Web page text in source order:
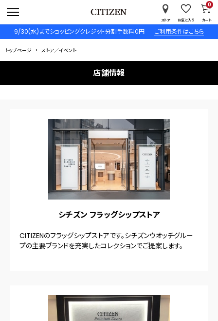
9/30(水)までショッピングクレジット分割手数料０円 ご利用条件はこちら
ストア お気に入り カート
0
トップページ ストア／イベント
店舗情報
シチズン フラッグシップストア
CITIZENのフラッグシップストアです。シチズンウオッチグルー
プの主要ブランドを充実したコレクションでご提案します。